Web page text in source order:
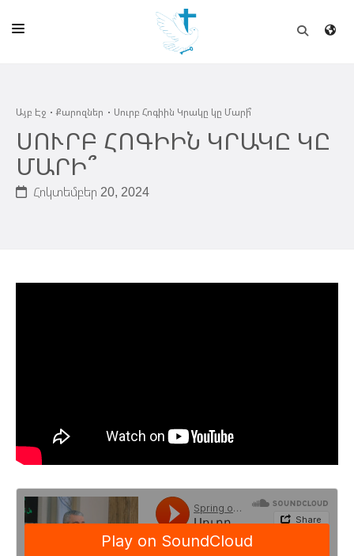
ԵԿԵՂԵՑԻ
ՈՒՂԻՂ
ԴՊՐՈՑ
ԾՐԱԳԻՐՆԵՐ ԵՒ ՓՈՏՔԱՍԹՆԵՐ
Այբ Էջ Քարոզներ Սուրբ Հոգիին Կրակը կը Մարի՞
ՍՈՒՐԲ ՀՈԳԻԻՆ ԿՐԱԿԸ ԿԸ
ՄԱՐԻ՞
Հոկտեմբեր 20, 2024